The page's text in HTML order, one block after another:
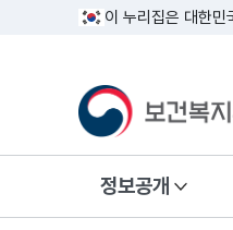
이 누리집은 대한민
정보공개